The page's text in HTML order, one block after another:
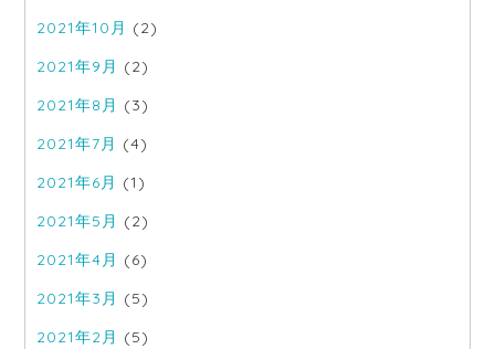
2021年10月 (2)
2021年9月 (2)
2021年8月 (3)
2021年7月 (4)
2021年6月 (1)
2021年5月 (2)
2021年4月 (6)
2021年3月 (5)
2021年2月 (5)